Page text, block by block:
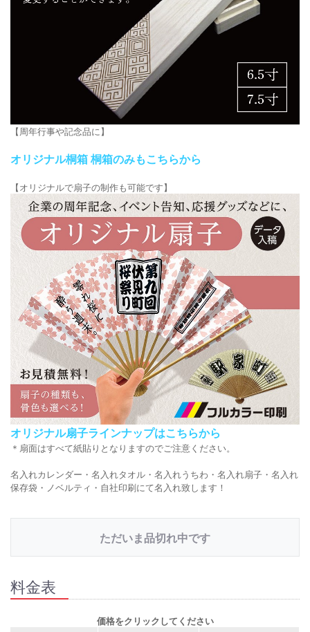
【周年行事や記念品に】
オリジナル桐箱 桐箱のみもこちらから
【オリジナルで扇子の制作も可能です】
オリジナル扇子ラインナップはこちらから
＊扇面はすべて紙貼りとなりますのでご注意ください。
名入れカレンダー・名入れタオル・名入れうちわ・名入れ扇子・名入れ
保存袋・ノベルティ・自社印刷にて名入れ致します！
ただいま品切れ中です
料金表
価格をクリックしてください